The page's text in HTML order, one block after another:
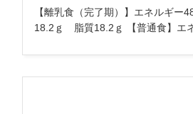
【離乳食（完了期）】エネルギ
18.2ｇ 脂質18.2ｇ 【普通食】エネ